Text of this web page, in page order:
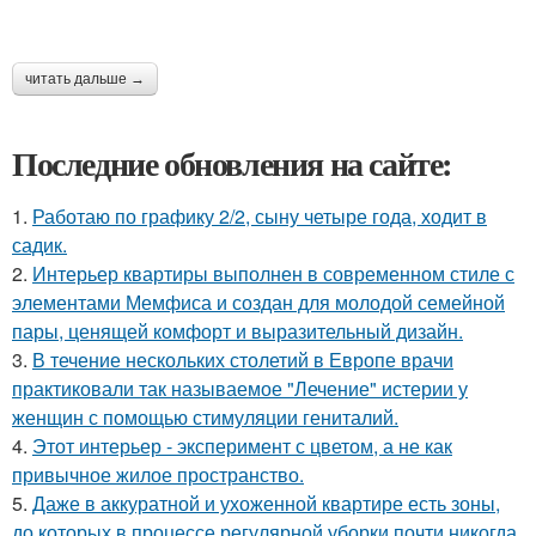
читать дальше →
Последние обновления на сайте:
1. Работаю по графику 2/2, сыну четыре года, ходит в
садик.
2. Интерьер квартиры выполнен в современном стиле с
элементами Мемфиса и создан для молодой семейной
пары, ценящей комфорт и выразительный дизайн.
3. В течение нескольких столетий в Европе врачи
практиковали так называемое "Лечение" истерии у
женщин с помощью стимуляции гениталий.
4. Этот интерьер - эксперимент с цветом, а не как
привычное жилое пространство.
5. Даже в аккуратной и ухоженной квартире есть зоны,